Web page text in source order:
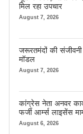
मिल रहा उपचार
August 7, 2026
जरूरतमंदों की
मॉडल
August 7, 2026
कांग्रेस नेता अनवर
फर्जी आर्म्स लाइसेंस
August 6, 2026